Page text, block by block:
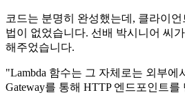
코드는 분명히 완성했는데, 클라이
법이 없었습니다. 선배 박시니어 씨
해주었습니다.
"Lambda 함수는 그 자체로는 외부에
Gateway를 통해 HTTP 엔드포인트